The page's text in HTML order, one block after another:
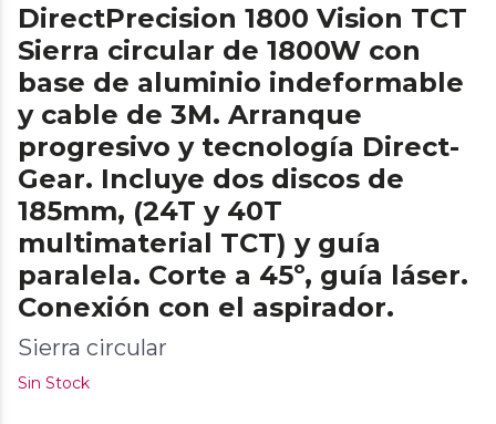
DirectPrecision 1800 Vision TCT
Sierra circular de 1800W con
base de aluminio indeformable
y cable de 3M. Arranque
progresivo y tecnología Direct-
Gear. Incluye dos discos de
185mm, (24T y 40T
multimaterial TCT) y guía
paralela. Corte a 45º, guía láser.
Conexión con el aspirador.
Sierra circular
Sin Stock